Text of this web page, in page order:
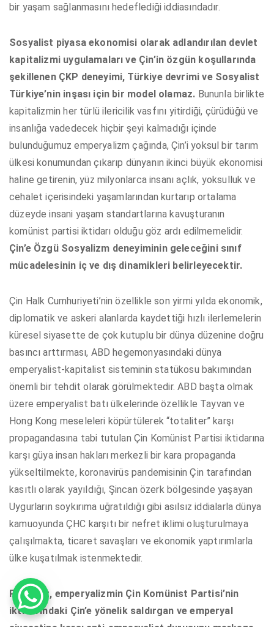
bir yaşam sağlanmasını hedeflediği iddiasındadır.
Sosyalist piyasa ekonomisi olarak adlandırılan devlet
kapitalizmi uygulamaları ve Çin’in özgün koşullarında
şekillenen ÇKP deneyimi, Türkiye devrimi ve Sosyalist
Türkiye’nin inşası için bir model olamaz. Bununla birlikte
kapitalizmin her türlü ilericilik vasfını yitirdiği, çürüdüğü ve
insanlığa vadedecek hiçbir şeyi kalmadığı içinde
bulunduğumuz emperyalizm çağında, Çin’i yoksul bir tarım
ülkesi konumundan çıkarıp dünyanın ikinci büyük ekonomisi
haline getirenin, yüz milyonlarca insanı açlık, yoksulluk ve
cehalet içerisindeki yaşamlarından kurtarıp ortalama
düzeyde insani yaşam standartlarına kavuşturanın
komünist partisi iktidarı olduğu göz ardı edilmemelidir.
Çin’e Özgü Sosyalizm deneyiminin geleceğini sınıf
mücadelesinin iç ve dış dinamikleri belirleyecektir.
Çin Halk Cumhuriyeti’nin özellikle son yirmi yılda ekonomik,
diplomatik ve askeri alanlarda kaydettiği hızlı ilerlemelerin
küresel siyasette de çok kutuplu bir dünya düzenine doğru
basıncı arttırması, ABD hegemonyasındaki dünya
emperyalist-kapitalist sisteminin statükosu bakımından
önemli bir tehdit olarak görülmektedir. ABD başta olmak
üzere emperyalist batı ülkelerinde özellikle Tayvan ve
Hong Kong meseleleri köpürtülerek “totaliter” karşı
propagandasına tabi tutulan Çin Komünist Partisi iktidarına
karşı güya insan hakları merkezli bir kara propaganda
yükseltilmekte, koronavirüs pandemisinin Çin tarafından
kasıtlı olarak yayıldığı, Şincan özerk bölgesinde yaşayan
Uygurların soykırıma uğratıldığı gibi asılsız iddialarla dünya
kamuoyunda ÇHC karşıtı bir nefret iklimi oluşturulmaya
çalışılmakta, ticaret savaşları ve ekonomik yaptırımlarla
ülke kuşatılmak istenmektedir.
Partimiz, emperyalizmin Çin Komünist Partisi’nin
iktidarındaki Çin’e yönelik saldırgan ve emperyal